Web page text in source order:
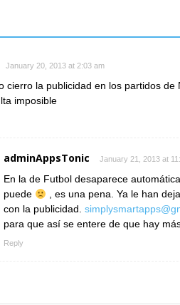
January 20, 2013 at 2:03 am
cierro la publicidad en los partidos de
imposible
adminAppsTonic January 21, 2013 at
En la de Futbol desaparece
puede
, es una pena. Ya le han
con la publicidad.
para que así se entere de que hay
Reply